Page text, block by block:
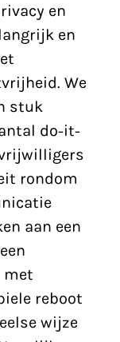
en
en
We
stuk
do-it-
rondom
aan een
met
reboot
wijze